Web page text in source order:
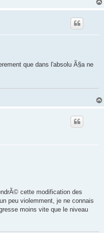
que dans l'absolu Ã§a ne
cette modification des
peu violemment, je ne connais
moins vite que le niveau